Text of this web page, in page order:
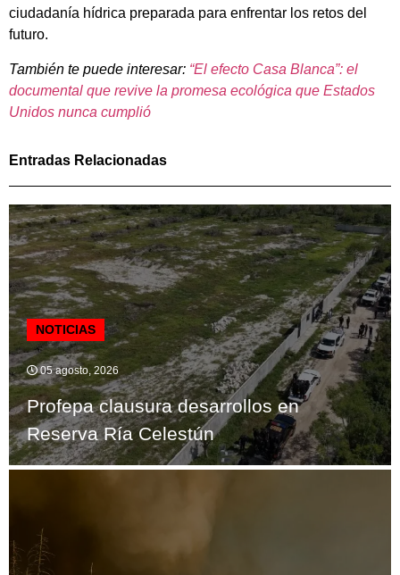
ciudadanía hídrica preparada para enfrentar los retos del
futuro.
También te puede interesar: “El efecto Casa Blanca”: el
documental que revive la promesa ecológica que Estados
Unidos nunca cumplió
Entradas Relacionadas
NOTICIAS
05 agosto, 2026
Profepa clausura desarrollos en
Reserva Ría Celestún